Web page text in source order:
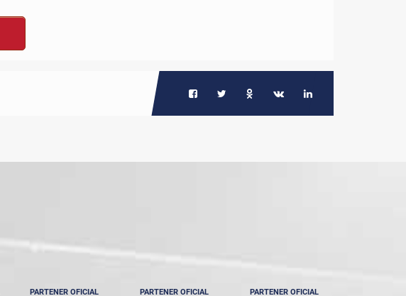
PARTENER OFICIAL PARTENER OFICIAL PARTENER OFICIAL